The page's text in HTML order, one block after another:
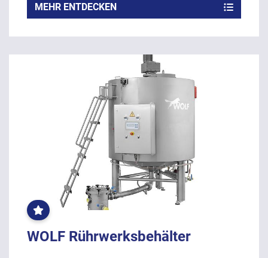
MEHR ENTDECKEN
OFT
GEKLICKT
WOLF Rührwerksbehälter